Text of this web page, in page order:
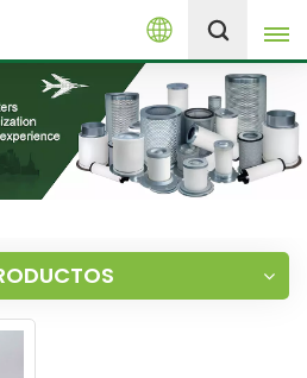
Español
English
español
العربية
русский